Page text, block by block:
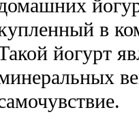
в
йогурт